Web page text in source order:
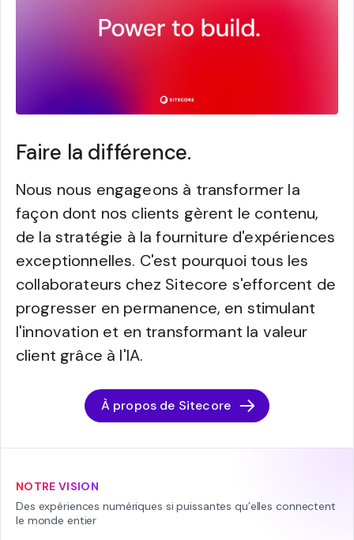
Faire la différence.
Nous nous engageons à transformer la
façon dont nos clients gèrent le contenu,
de la stratégie à la fourniture d'expériences
exceptionnelles. C'est pourquoi tous les
collaborateurs chez Sitecore s'efforcent de
progresser en permanence, en stimulant
l'innovation et en transformant la valeur
client grâce à l'IA.
À propos de Sitecore
NOTRE VISION
Des expériences numériques si puissantes qu’elles connectent
le monde entier